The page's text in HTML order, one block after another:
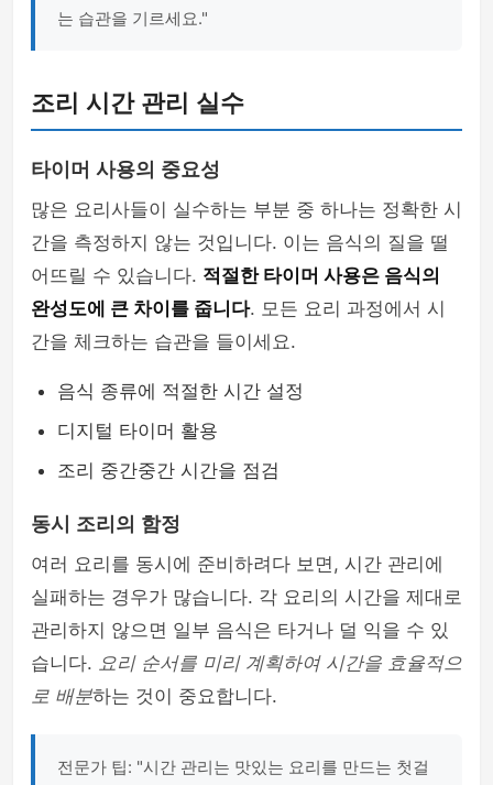
는 습관을 기르세요."
조리 시간 관리 실수
타이머 사용의 중요성
많은 요리사들이 실수하는 부분 중 하나는 정확한 시
간을 측정하지 않는 것입니다. 이는 음식의 질을 떨
어뜨릴 수 있습니다. 적절한 타이머 사용은 음식의
완성도에 큰 차이를 줍니다. 모든 요리 과정에서 시
간을 체크하는 습관을 들이세요.
음식 종류에 적절한 시간 설정
디지털 타이머 활용
조리 중간중간 시간을 점검
동시 조리의 함정
여러 요리를 동시에 준비하려다 보면, 시간 관리에
실패하는 경우가 많습니다. 각 요리의 시간을 제대로
관리하지 않으면 일부 음식은 타거나 덜 익을 수 있
습니다. 요리 순서를 미리 계획하여 시간을 효율적으
로 배분하는 것이 중요합니다.
전문가 팁: "시간 관리는 맛있는 요리를 만드는 첫걸